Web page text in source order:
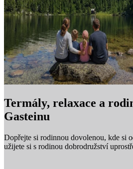
Termály, relaxace a
Gasteinu
Dopřejte si rodinnou dovolenou, kde si
užijete si s rodinou dobrodružství